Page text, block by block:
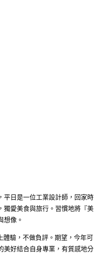
平日是一位工業設計師，回家時
獨愛美食與旅行。習慣地將『美
想像。
體驗，不做負評。期望，今年可
美好結合自身專業，有質感地分